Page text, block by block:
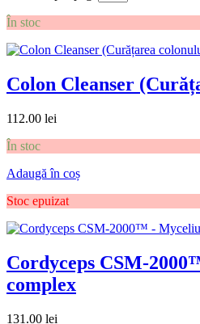
În stoc
Colon Cleanser
112.00 lei
În stoc
Adaugă în coș
Stoc epuizat
Cordyceps CSM-
complex
131.00 lei